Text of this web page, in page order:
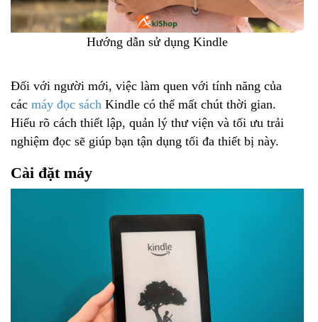
Hướng dẫn sử dụng Kindle
Đối với người mới, việc làm quen với tính năng của
các máy đọc sách Kindle có thể mất chút thời gian.
Hiểu rõ cách thiết lập, quản lý thư viện và tối ưu trải
nghiệm đọc sẽ giúp bạn tận dụng tối đa thiết bị này.
Cài đặt máy